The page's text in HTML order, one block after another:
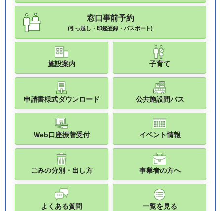
窓口事前予約
(引っ越し・印鑑登録・パスポート)
施設案内 子育て
申請書様式ダウンロード 公共施設間バス
Web口座振替受付 イベント情報
ごみの分別・出し方 事業者の方へ
よくある質問 一覧を見る